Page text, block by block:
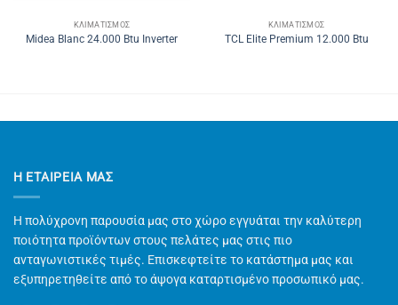
ΚΛΙΜΑΤΙΣΜΌΣ
Midea Blanc 24.000 Btu Inverter
ΚΛΙΜΑΤΙΣΜΌΣ
TCL Elite Premium 12.000 Btu
Η ΕΤΑΙΡΕΊΑ ΜΑΣ
Η πολύχρονη παρουσία μας στο χώρο εγγυάται την καλύτερη
ποιότητα προϊόντων στους πελάτες μας στις πιο
ανταγωνιστικές τιμές. Επισκεφτείτε το κατάστημα μας και
εξυπηρετηθείτε από το άψογα καταρτισμένο προσωπικό μας.